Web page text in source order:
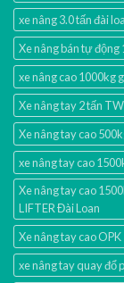
xe nâng 3.0 tấn đài
Xe nâng bán tự động
xe nâng cao 1000kg
Xe nâng tay 2 tấn
Xe nâng tay cao
xe nâng tay cao
Xe nâng tay cao
LIFTER Đài Loan
Xe nâng tay cao OPK
xe nâng tay quay đổ